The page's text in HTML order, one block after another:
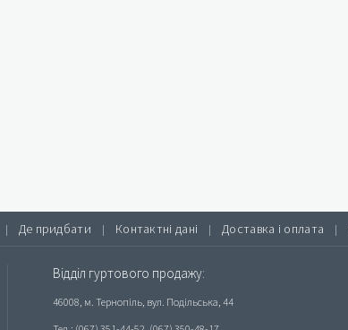
| Де придбати | Контактні дані | Доставка і оплата |
Відділ гуртового продажу:
46008, м. Тернопіль, вул. Подільська, 44